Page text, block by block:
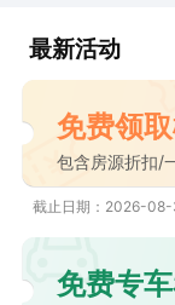
最新活动
免费领
包含房源折扣/
截止日期：2026-
免费专